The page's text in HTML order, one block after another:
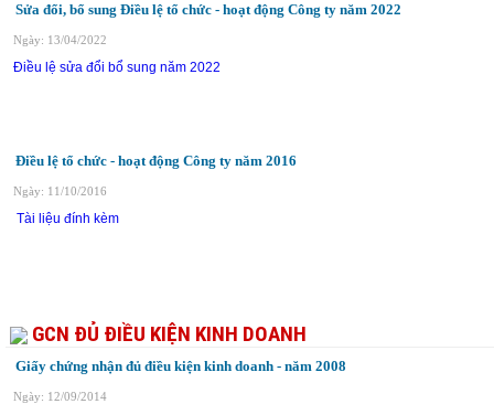
Sửa đổi, bổ sung Điều lệ tổ chức - hoạt động Công ty năm 2022
Ngày: 13/04/2022
Điều lệ sửa đổi bổ sung năm 2022
Điều lệ tổ chức - hoạt động Công ty năm 2016
Ngày: 11/10/2016
Tài liệu đính kèm
GCN ĐỦ ĐIỀU KIỆN KINH DOANH
Giấy chứng nhận đủ điều kiện kinh doanh - năm 2008
Ngày: 12/09/2014